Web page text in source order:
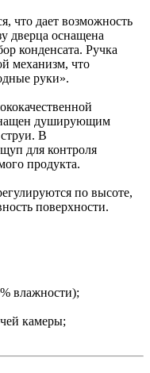
что дает возможность
дверца оснащена
конденсата. Ручка
механизм, что
руки».
душирующим
В
для контроля
продукта.
по высоте,
поверхности.
влажности);
камеры;